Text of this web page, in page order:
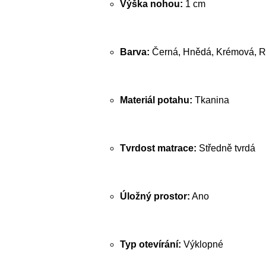
Výška nohou: 1 cm
Barva: Černá, Hnědá, Krémová,
Materiál potahu: Tkanina
Tvrdost matrace: Středně tvrdá
Úložný prostor: Ano
Typ otevírání: Výklopné